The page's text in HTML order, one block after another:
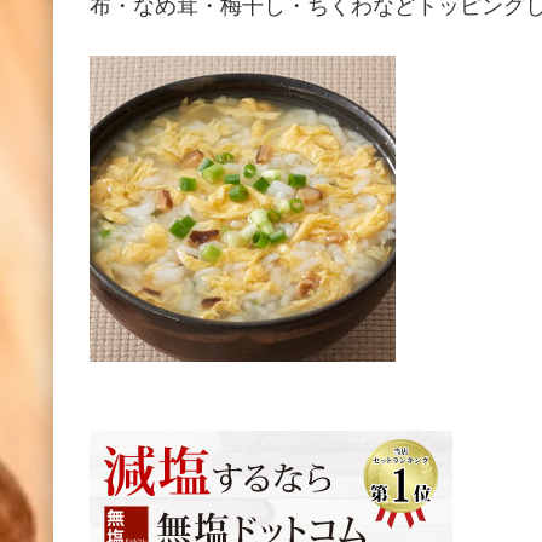
布・なめ茸・梅干し・ちくわなどトッピング